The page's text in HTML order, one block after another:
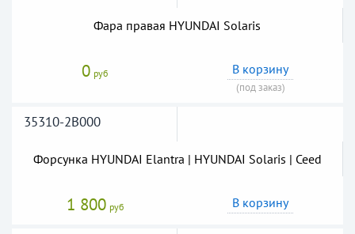
Фара правая HYUNDAI Solaris
0 руб В корзину
(под заказ)
35310-2B000
Форсунка HYUNDAI Elantra | HYUNDAI Solaris | Ceed
1 800 руб В корзину